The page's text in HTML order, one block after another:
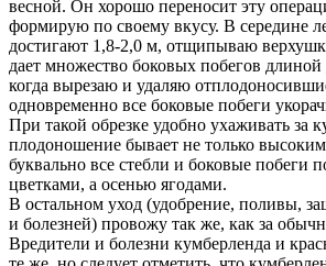
весной. Он хорошо переносит эту
формирую по своему вкусу. В середине
достигают 1,8-2,0 м, отщипываю
дает множество боковых побегов
когда вырезаю и удаляю
одновременно все боковые побеги
При такой обрезке удобно ухаживать за
плодоношение бывает не только
буквально все стебли и боковые побеги
цветками, а осенью ягодами.
В остальном уход (удобрение, поливы,
и болезней) провожу так же, как за
Вредители и болезни кумберленда и